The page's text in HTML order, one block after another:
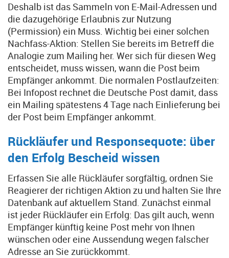
Deshalb ist das Sammeln von E-Mail-Adressen und
die dazugehörige Erlaubnis zur Nutzung
(Permission) ein Muss. Wichtig bei einer solchen
Nachfass-Aktion: Stellen Sie bereits im Betreff die
Analogie zum Mailing her. Wer sich für diesen Weg
entscheidet, muss wissen, wann die Post beim
Empfänger ankommt. Die normalen Postlaufzeiten:
Bei Infopost rechnet die Deutsche Post damit, dass
ein Mailing spätestens 4 Tage nach Einlieferung bei
der Post beim Empfänger ankommt.
Rückläufer und Responsequote: über
den Erfolg Bescheid wissen
Erfassen Sie alle Rückläufer sorgfältig, ordnen Sie
Reagierer der richtigen Aktion zu und halten Sie Ihre
Datenbank auf aktuellem Stand. Zunächst einmal
ist jeder Rückläufer ein Erfolg: Das gilt auch, wenn
Empfänger künftig keine Post mehr von Ihnen
wünschen oder eine Aussendung wegen falscher
Adresse an Sie zurückkommt.